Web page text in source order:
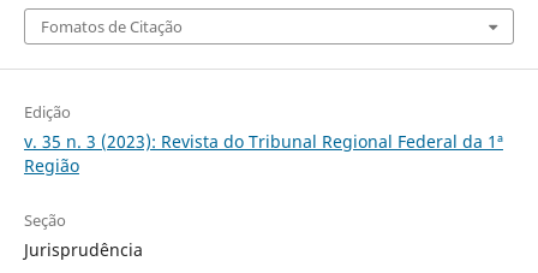
Fomatos de Citação
Edição
v. 35 n. 3 (2023): Revista do Tribunal Regional Federal da 1ª
Região
Seção
Jurisprudência